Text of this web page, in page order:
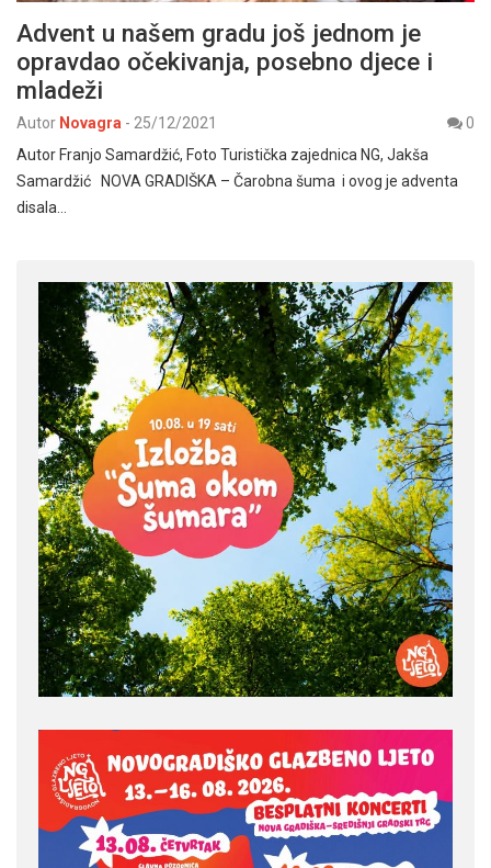
Advent u našem gradu još jednom je
opravdao očekivanja, posebno djece i
mladeži
Autor Novagra - 25/12/2021
0
Autor Franjo Samardžić, Foto Turistička zajednica NG, Jakša
Samardžić NOVA GRADIŠKA – Čarobna šuma i ovog je adventa
disala…